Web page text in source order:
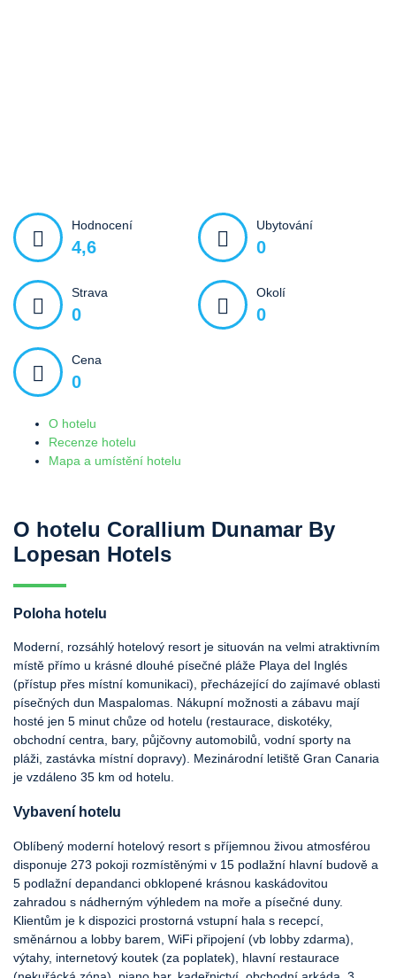
Hodnocení
4,6
Ubytování
0
Strava
0
Okolí
0
Cena
0
O hotelu
Recenze hotelu
Mapa a umístění hotelu
O hotelu Corallium Dunamar By
Lopesan Hotels
Poloha hotelu
Moderní, rozsáhlý hotelový resort je situován na velmi atraktivním
místě přímo u krásné dlouhé písečné pláže Playa del Inglés
(přístup přes místní komunikaci), přecházející do zajímavé oblasti
písečných dun Maspalomas. Nákupní možnosti a zábavu mají
hosté jen 5 minut chůze od hotelu (restaurace, diskotéky,
obchodní centra, bary, půjčovny automobilů, vodní sporty na
pláži, zastávka místní dopravy). Mezinárodní letiště Gran Canaria
je vzdáleno 35 km od hotelu.
Vybavení hotelu
Oblíbený moderní hotelový resort s příjemnou živou atmosférou
disponuje 273 pokoji rozmístěnými v 15 podlažní hlavní budově a
5 podlažní depandanci obklopené krásnou kaskádovitou
zahradou s nádherným výhledem na moře a písečné duny.
Klientům je k dispozici prostorná vstupní hala s recepcí,
směnárnou a lobby barem, WiFi připojení (vb lobby zdarma),
výtahy, internetový koutek (za poplatek), hlavní restaurace